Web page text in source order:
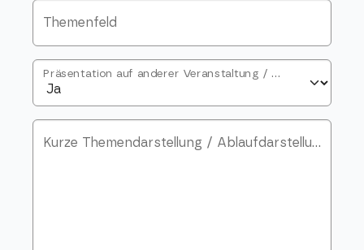
Themenfeld
Präsentation auf anderer Veranstaltung / Planung für 2025/2026
Kurze Themendarstellung / Ablaufdarstellung / Abstract (ca. 500 Wörter)